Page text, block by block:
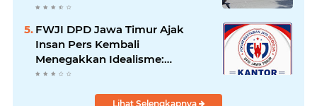
FWJI DPD Jawa Timur Ajak
Insan Pers Kembali
Menegakkan Idealisme:
"Menjadi Penulis Bukan
Lihat Selengkapnya